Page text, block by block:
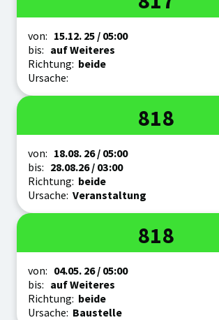
Zeitraum
von: 15.12. 25/ 05:00
bis: auf Weiteres
Richtung: beide
Ursache:
Linie
818
Zeitraum
von: 18.08. 26/ 05:00
bis: 28.08.26/ 03:00
Richtung: beide
Ursache: Veranstaltung
Linie
818
Zeitraum
von: 04.05. 26/ 05:00
bis: auf Weiteres
Richtung: beide
Ursache: Baustelle